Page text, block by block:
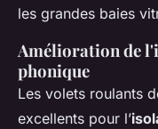
les grandes baies
Amélioration de
phonique
Les volets roulants
excellents pour l’